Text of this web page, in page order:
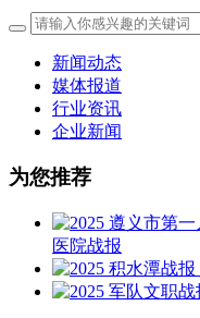
新闻动态
媒体报道
行业资讯
企业新闻
为您推荐
医院战报